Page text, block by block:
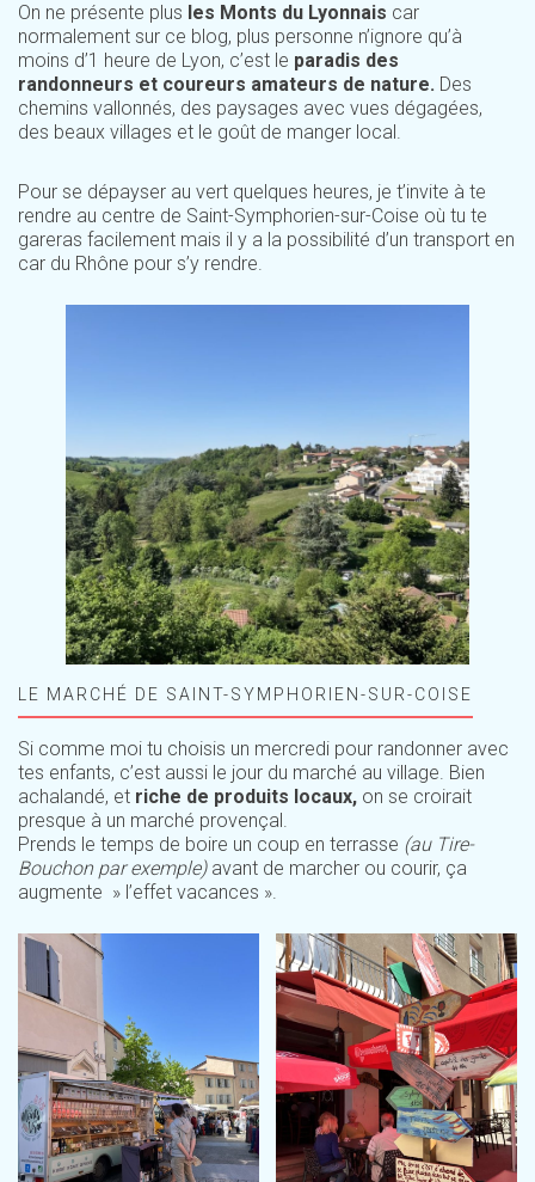
On ne présente plus les Monts du Lyonnais car
normalement sur ce blog, plus personne n’ignore qu’à
moins d’1 heure de Lyon, c’est le paradis des
randonneurs et coureurs amateurs de nature. Des
chemins vallonnés, des paysages avec vues dégagées,
des beaux villages et le goût de manger local.
Pour se dépayser au vert quelques heures, je t’invite à te
rendre au centre de Saint-Symphorien-sur-Coise où tu te
gareras facilement mais il y a la possibilité d’un transport en
car du Rhône pour s’y rendre.
LE MARCHÉ DE SAINT-SYMPHORIEN-SUR-COISE
Si comme moi tu choisis un mercredi pour randonner avec
tes enfants, c’est aussi le jour du marché au village. Bien
achalandé, et riche de produits locaux, on se croirait
presque à un marché provençal.
Prends le temps de boire un coup en terrasse (au Tire-
Bouchon par exemple) avant de marcher ou courir, ça
augmente » l’effet vacances ».